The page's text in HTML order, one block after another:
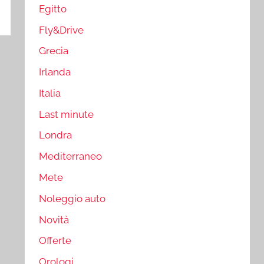
Egitto
Fly&Drive
Grecia
Irlanda
Italia
Last minute
Londra
Mediterraneo
Mete
Noleggio auto
Novità
Offerte